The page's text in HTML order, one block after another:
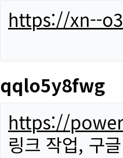
https://xn--
qqlo5y8fwg
https://
링크 작업, 구